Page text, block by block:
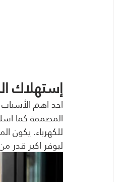
إستهلاك
احد اهم
المصممة كما
للكهرباء. يكون
ليوفر اكبر قدر